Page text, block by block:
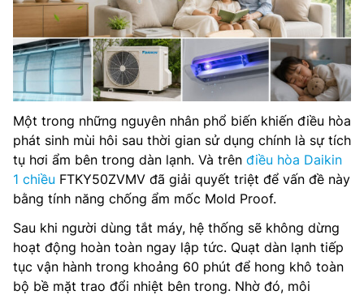
Một trong những nguyên nhân phổ biến khiến điều hòa
phát sinh mùi hôi sau thời gian sử dụng chính là sự tích
tụ hơi ẩm bên trong dàn lạnh. Và trên điều hòa Daikin
1 chiều FTKY50ZVMV đã giải quyết triệt để vấn đề này
bằng tính năng chống ẩm mốc Mold Proof.
Sau khi người dùng tắt máy, hệ thống sẽ không dừng
hoạt động hoàn toàn ngay lập tức. Quạt dàn lạnh tiếp
tục vận hành trong khoảng 60 phút để hong khô toàn
bộ bề mặt trao đổi nhiệt bên trong. Nhờ đó, môi